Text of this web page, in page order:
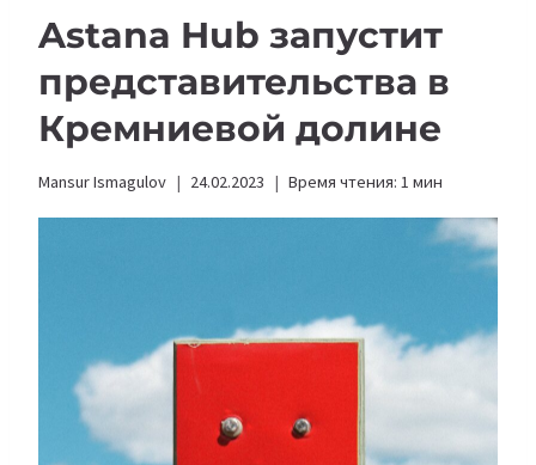
Astana Hub запустит
представительства в
Кремниевой долине
Mansur Ismagulov 24.02.2023 Время чтения: 1 мин